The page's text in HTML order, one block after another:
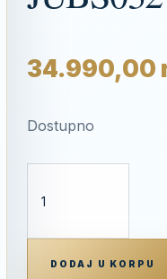
34.990,00
Dostupno
JUBS0321JWAGGNT/U
KOLIČINA
DODAJ U KORPU